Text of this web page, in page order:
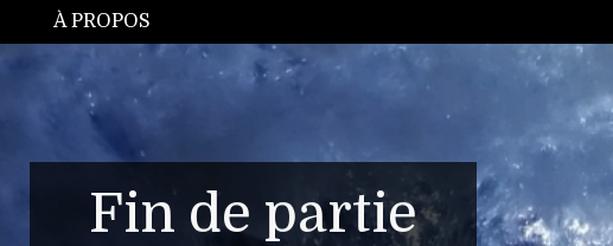
À PROPOS
Fin de partie